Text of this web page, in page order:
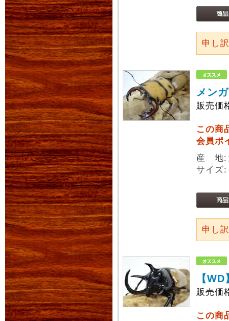
申し
メン
販売価
この商
会員ポ
産 地:
サイズ
申し
【
販売価
この商